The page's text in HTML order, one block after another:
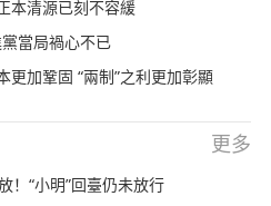
本清源已刻不容緩
當局禍心不已
更加鞏固 “兩制”之利更加彰顯
更多
！“小明”回臺仍未放行